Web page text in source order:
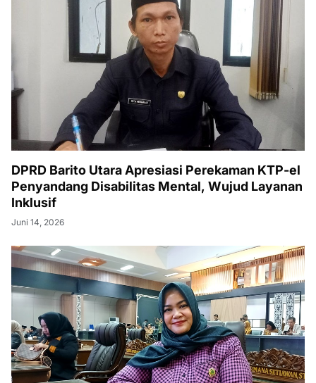
DPRD Barito Utara Apresiasi Perekaman KTP-el
Penyandang Disabilitas Mental, Wujud Layanan
Inklusif
Juni 14, 2026